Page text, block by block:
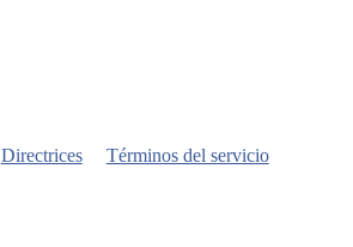
Directrices Términos del servicio